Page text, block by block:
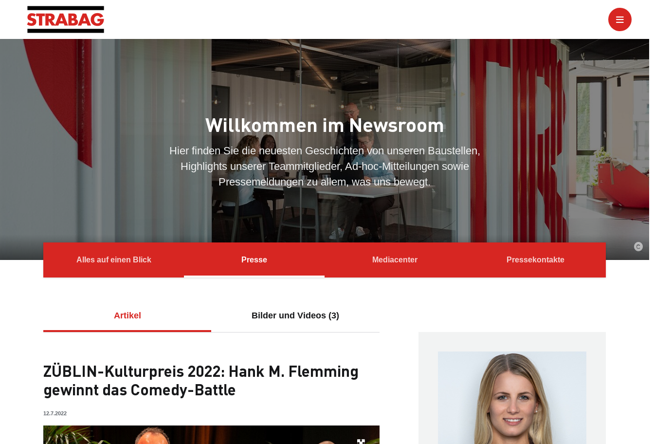
Willkommen im Newsroom
Hier finden Sie die neuesten Geschichten von unseren Baustellen,
Highlights unserer Teammitglieder, Ad-hoc-Mitteilungen sowie
Pressemeldungen zu allem, was uns bewegt.
Alles auf einen Blick Presse Mediacenter Pressekontakte
Artikel Bilder und Videos (3)
ZÜBLIN-Kulturpreis 2022: Hank M. Flemming
gewinnt das Comedy-Battle
12.7.2022